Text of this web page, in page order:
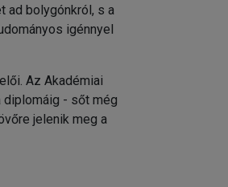
ad bolygónkról, s a
igénnyel
Az Akadémiai
- sőt még
jelenik meg a